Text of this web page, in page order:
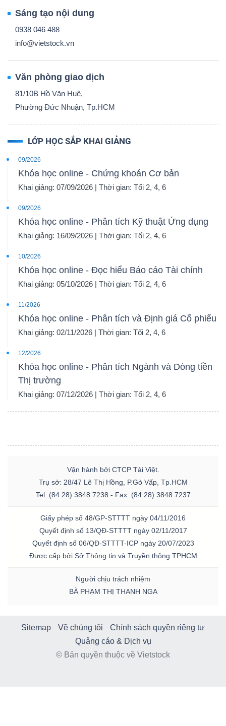
Sáng tạo nội dung
0938 046 488
info@vietstock.vn
Văn phòng giao dịch
81/10B Hồ Văn Huê,
Phường Đức Nhuận, Tp.HCM
LỚP HỌC SẮP KHAI GIẢNG
09/2026
Khóa học online - Chứng khoán Cơ bản
Khai giảng: 07/09/2026 | Thời gian: Tối 2, 4, 6
09/2026
Khóa học online - Phân tích Kỹ thuật Ứng dụng
Khai giảng: 16/09/2026 | Thời gian: Tối 2, 4, 6
10/2026
Khóa học online - Đọc hiểu Báo cáo Tài chính
Khai giảng: 05/10/2026 | Thời gian: Tối 2, 4, 6
11/2026
Khóa học online - Phân tích và Định giá Cổ phiếu
Khai giảng: 02/11/2026 | Thời gian: Tối 2, 4, 6
12/2026
Khóa học online - Phân tích Ngành và Dòng tiền
Thị trường
Khai giảng: 07/12/2026 | Thời gian: Tối 2, 4, 6
Vận hành bởi CTCP Tài Việt.
Trụ sở: 28/47 Lê Thị Hồng, P.Gò Vấp, Tp.HCM
Tel: (84.28) 3848 7238 - Fax: (84.28) 3848 7237
Giấy phép số 48/GP-STTTT ngày 04/11/2016
Quyết định số 13/QĐ-STTTT ngày 02/11/2017
Quyết định số 06/QĐ-STTTT-ICP ngày 20/07/2023
Được cấp bởi Sở Thông tin và Truyền thông TPHCM
Người chịu trách nhiệm
BÀ PHẠM THỊ THANH NGA
Sitemap Về chúng tôi
Chính sách quyền riêng tư
Quảng cáo & Dịch vụ
© Bản quyền thuộc về Vietstock